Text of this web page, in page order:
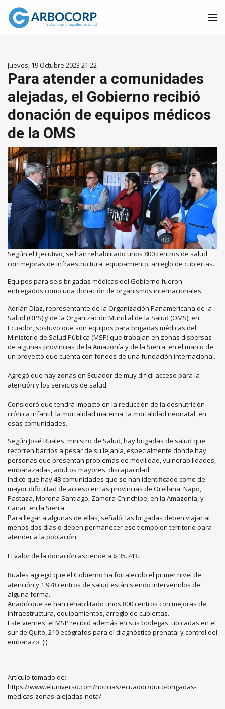
Jueves, 19 Octubre 2023 21:22
Para atender a comunidades
alejadas, el Gobierno recibió
donación de equipos médicos
de la OMS
Según el Ejecutivo, se han rehabilitado unos 800 centros de salud
con mejoras de infraestructura, equipamiento, arreglo de cubiertas.
Equipos para seis brigadas médicas del Gobierno fueron
entregados como una donación de organismos internacionales.
Adrián Díaz, representante de la Organización Panamericana de la
Salud (OPS) y de la Organización Mundial de la Salud (OMS), en
Ecuador, sostuvo que son equipos para brigadas médicas del
Ministerio de Salud Pública (MSP) que trabajan en zonas dispersas
de algunas provincias de la Amazonía y de la Sierra, en el marco de
un proyecto que cuenta con fondos de una fundación internacional.
Agregó que hay zonas en Ecuador de muy difícil acceso para la
atención y los servicios de salud.
Consideró que tendrá impacto en la reducción de la desnutrición
crónica infantil, la mortalidad materna, la mortalidad neonatal, en
esas comunidades.
Según José Ruales, ministro de Salud, hay brigadas de salud que
recorren barrios a pesar de su lejanía, especialmente donde hay
personas que presentan problemas de movilidad, vulnerabilidades,
embarazadas, adultos mayores, discapacidad.
Indicó que hay 48 comunidades que se han identificado como de
mayor dificultad de acceso en las provincias de Orellana, Napo,
Pastaza, Morona Santiago, Zamora Chinchipe, en la Amazonía, y
Cañar, en la Sierra.
Para llegar a algunas de ellas, señaló, las brigadas deben viajar al
menos dos días o deben permanecer ese tiempo en territorio para
atender a la población.
El valor de la donación asciende a $ 35.743.
Ruales agregó que el Gobierno ha fortalecido el primer nivel de
atención y 1.978 centros de salud están siendo intervenidos de
alguna forma.
Añadió que se han rehabilitado unos 800 centros con mejoras de
infraestructura, equipamientos, arreglo de cubiertas.
Este viernes, el MSP recibió además en sus bodegas, ubicadas en el
sur de Quito, 210 ecógrafos para el diagnóstico prenatal y control del
embarazo. (I)
Artículo tomado de:
https://www.eluniverso.com/noticias/ecuador/quito-brigadas-
medicas-zonas-alejadas-nota/